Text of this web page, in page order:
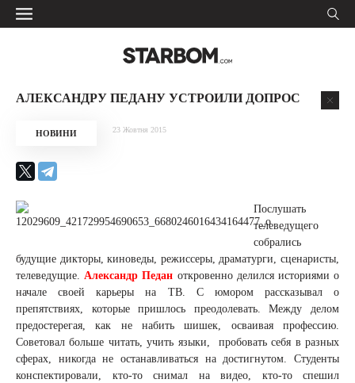
АЛЕКСАНДРУ ПЕДАНУ УСТРОИЛИ ДОПРОС
НОВИНИ 23 Жовтня 2015
Послушать
телеведущего
собрались
будущие дикторы, киноведы, режиссеры, драматурги, сценаристы,
телеведущие.Александр Педан откровенно делился историями о
начале своей карьеры на ТВ. С юмором рассказывал о
препятствиях, которые пришлось преодолевать. Между делом
предостерегая, как не набить шишек, осваивая профессию.
Советовал больше читать, учить языки, пробовать себя в разных
сферах, никогда не останавливаться на достигнутом. Студенты
конспектировали, кто-то снимал на видео, кто-то спешил